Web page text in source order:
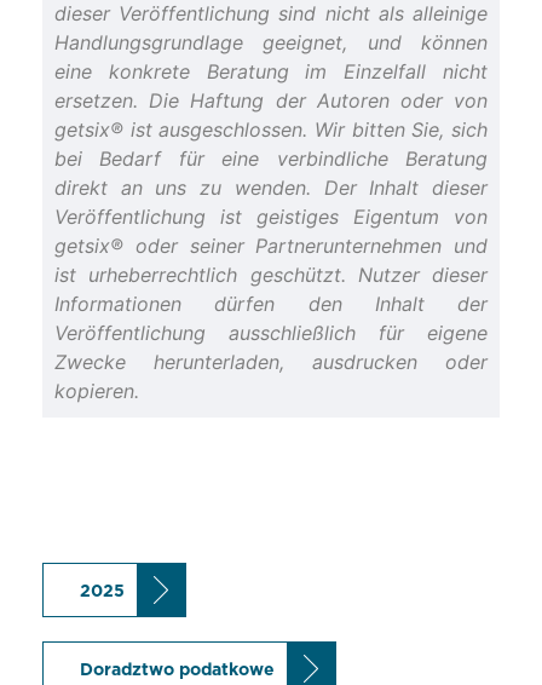
dieser Veröffentlichung sind nicht als alleinige
Handlungsgrundlage geeignet, und können
eine konkrete Beratung im Einzelfall nicht
ersetzen. Die Haftung der Autoren oder von
getsix® ist ausgeschlossen. Wir bitten Sie, sich
bei Bedarf für eine verbindliche Beratung
direkt an uns zu wenden. Der Inhalt dieser
Veröffentlichung ist geistiges Eigentum von
getsix® oder seiner Partnerunternehmen und
ist urheberrechtlich geschützt. Nutzer dieser
Informationen dürfen den Inhalt der
Veröffentlichung ausschließlich für eigene
Zwecke herunterladen, ausdrucken oder
kopieren.
2025
Doradztwo podatkowe